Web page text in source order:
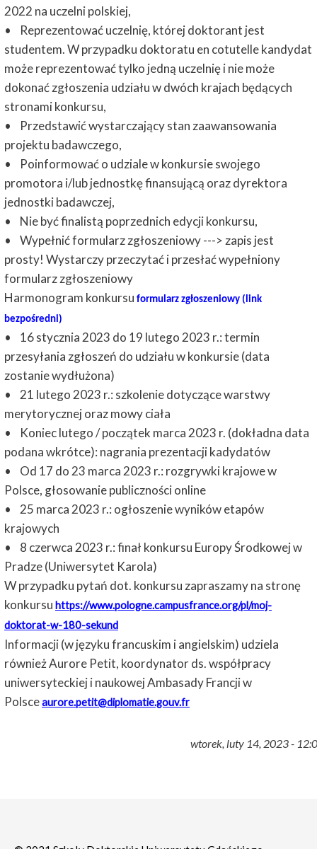
2022 na uczelni polskiej,
• Reprezentować uczelnię, której doktorant jest
studentem. W przypadku doktoratu en cotutelle kandydat
może reprezentować tylko jedną uczelnię i nie może
dokonać zgłoszenia udziału w dwóch krajach będących
stronami konkursu,
• Przedstawić wystarczający stan zaawansowania
projektu badawczego,
• Poinformować o udziale w konkursie swojego
promotora i/lub jednostkę finansującą oraz dyrektora
jednostki badawczej,
• Nie być finalistą poprzednich edycji konkursu,
• Wypełnić formularz zgłoszeniowy ---> zapis jest
prosty! Wystarczy przeczytać i przesłać wypełniony
formularz zgłoszeniowy
Harmonogram konkursu formularz zgłoszeniowy (link
bezpośredni)
• 16 stycznia 2023 do 19 lutego 2023 r.: termin
przesyłania zgłoszeń do udziału w konkursie (data
zostanie wydłużona)
• 21 lutego 2023 r.: szkolenie dotyczące warstwy
merytorycznej oraz mowy ciała
• Koniec lutego / początek marca 2023 r. (dokładna data
podana wkrótce): nagrania prezentacji kadydatów
• Od 17 do 23 marca 2023 r.: rozgrywki krajowe w
Polsce, głosowanie publiczności online
• 25 marca 2023 r.: ogłoszenie wyników etapów
krajowych
• 8 czerwca 2023 r.: finał konkursu Europy Środkowej w
Pradze (Uniwersytet Karola)
W przypadku pytań dot. konkursu zapraszamy na stronę
konkursu https://www.pologne.campusfrance.org/pl/moj-
doktorat-w-180-sekund
Informacji (w języku francuskim i angielskim) udziela
również Aurore Petit, koordynator ds. współpracy
uniwersyteckiej i naukowej Ambasady Francji w
Polsceaurore.petit@diplomatie.gouv.fr
wtorek, luty 14, 2023 -